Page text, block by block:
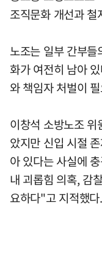
조직문화 개선과
노조는 일부 간부
화가 여전히 남아
와 책임자 처벌이
이창석 소방노조
았지만 신입 시절
아 있다는 사실에
내 괴롭힘 의혹, 감
요하다"고 지적했다.